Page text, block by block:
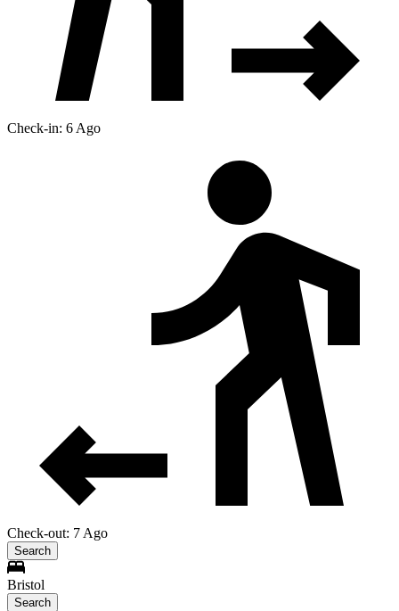
Check-in: 6 Ago
Check-out: 7 Ago
Search
Bristol
Search